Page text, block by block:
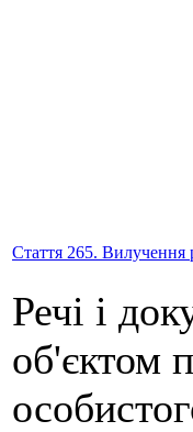
Стаття 265. Вилучення
Речі і
об'єктом